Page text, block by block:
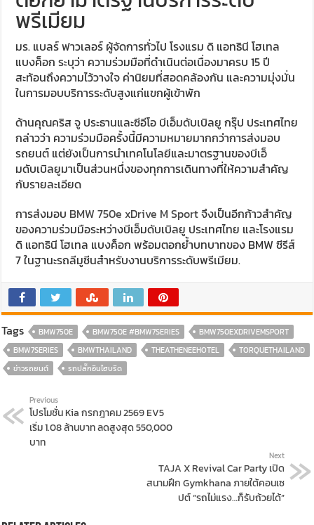
พรีเมียม
มร. แบลร์ ฟาวเลอร์ ผู้จัดการทั่วไป โรงแรม ดิ แอทธินี โฮเทล
แบงค็อก ระบุว่า ความร่วมมือที่ดำเนินต่อเนื่องมาครบ 15 ปี
สะท้อนถึงความไว้วางใจ ค่านิยมที่สอดคล้องกัน และความมุ่งมั่น
ในการมอบบริการระดับสูงแก่แขกผู้เข้าพัก
ด้านคุณคริส จู ประธานและซีอีโอ บีเอ็มดับเบิลยู กรุ๊ป ประเทศไทย
กล่าวว่า ความร่วมมือครั้งนี้มีความหมายมากกว่าการส่งมอบ
รถยนต์ แต่ยังเป็นการนำเทคโนโลยีและมาตรฐานของบีเอ็
มดับเบิลยูมาเป็นส่วนหนึ่งของทุกการเดินทางที่ให้ความสำคัญ
กับรายละเอียด
การส่งมอบ BMW 750e xDrive M Sportจึงเป็นอีกก้าวสำคัญ
ของความร่วมมือระหว่างบีเอ็มดับเบิลยู ประเทศไทย และโรงแรม
ดิ แอทธินี โฮเทล แบงค็อก พร้อมตอกย้ำบทบาทของ BMW ซีรีส์
7 ในฐานะรถลีมูซีนสำหรับงานบริการระดับพรีเมียม.
Tags BMW750E BMW750E #BMW7SERIES
BMW750EXDRIVEMSPORT
BMW7SERIES
BMWTHAILAND THEATHENEEHOTEL
TORQUETHAILAND
ข่าวรถยนต์
รถปลั๊กอินไฮบริด
Previous
โปรโมชั่น Kia กรกฎาคม 2569 EV5
เริ่ม 1.08 ล้านบาท ลดสูงสุด 550,000
บาท
Next
TAJA X Revival Car Party เปิด
สนามฝึก Gymkhana ภายใต้คอนเซ
ปต์ “รถไม่แรง…ก็รับถ้วยได้”